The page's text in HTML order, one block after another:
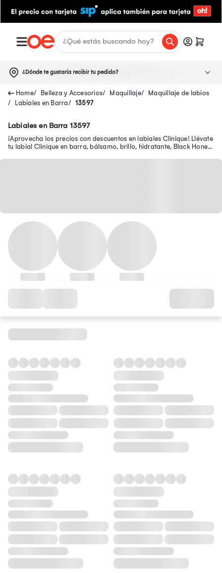
¿Dónde te gustaría recibir tu pedido?
Belleza y Accesorios Maquillaje
Maquillaje de labios
Labiales en Barra
13597
Labiales en Barra 13597
¡Aprovecha los precios con descuentos en labiales Clinique! Llévate
tu labial Clinique en barra, bálsamo, brillo, hidratante, Black Honey